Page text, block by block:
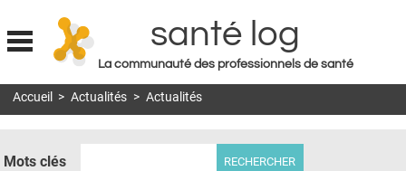
Jump to navigation
santé log
La communauté des professionnels de santé
MON COMPTE
Accueil > Actualités > Actualités
Mots clés